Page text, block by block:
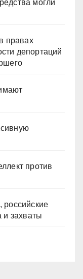
могли
правах
депортаций
против
российские
и захваты